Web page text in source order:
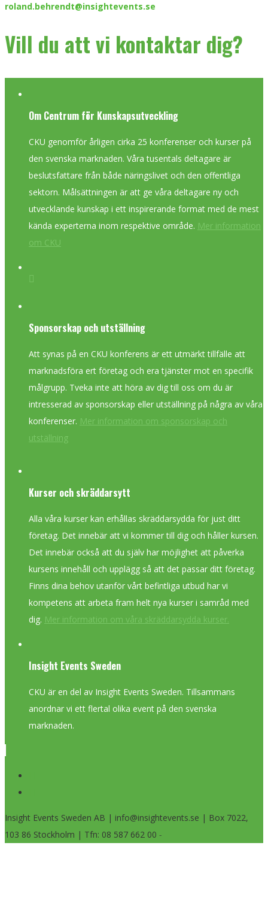
roland.behrendt@insightevents.se
Vill du att vi kontaktar dig?
Om Centrum för Kunskapsutveckling
CKU genomför årligen cirka 25 konferenser och kurser på
den svenska marknaden. Våra tusentals deltagare är
beslutsfattare från både näringslivet och den offentliga
sektorn. Målsättningen är att ge våra deltagare ny och
utvecklande kunskap i ett inspirerande format med de mest
kända experterna inom respektive område. Mer information
om CKU
Sponsorskap och utställning
Att synas på en CKU konferens är ett utmärkt tillfälle att
marknadsföra ert företag och era tjänster mot en specifik
målgrupp. Tveka inte att höra av dig till oss om du är
intresserad av sponsorskap eller utställning på några av våra
konferenser. Mer information om sponsorskap och
utställning
Kurser och skräddarsytt
Alla våra kurser kan erhållas skräddarsydda för just ditt
företag. Det innebär att vi kommer till dig och håller kursen.
Det innebär också att du själv har möjlighet att påverka
kursens innehåll och upplägg så att det passar ditt företag.
Finns dina behov utanför vårt befintliga utbud har vi
kompetens att arbeta fram helt nya kurser i samråd med
dig. Mer information om våra skräddarsydda kurser.
Insight Events Sweden
CKU är en del av Insight Events Sweden. Tillsammans
anordnar vi ett flertal olika event på den svenska
marknaden.
Insight Events Sweden AB | info@insightevents.se | Box 7022,
103 86 Stockholm | Tfn: 08 587 662 00 -